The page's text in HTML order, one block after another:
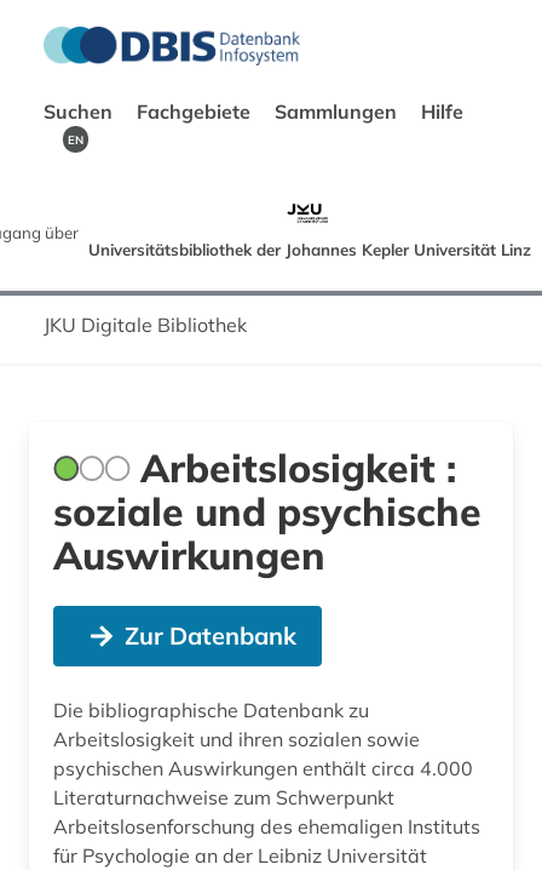
Suchen Fachgebiete Sammlungen Hilfe
EN
über
Universitätsbibliothek der Johannes Kepler Universität Linz
JKU Digitale Bibliothek
Arbeitslosigkeit :
soziale und psychische
Auswirkungen
Zur Datenbank
Die bibliographische Datenbank zu
Arbeitslosigkeit und ihren sozialen sowie
psychischen Auswirkungen enthält circa 4.000
Literaturnachweise zum Schwerpunkt
Arbeitslosenforschung des ehemaligen Instituts
für Psychologie an der Leibniz Universität